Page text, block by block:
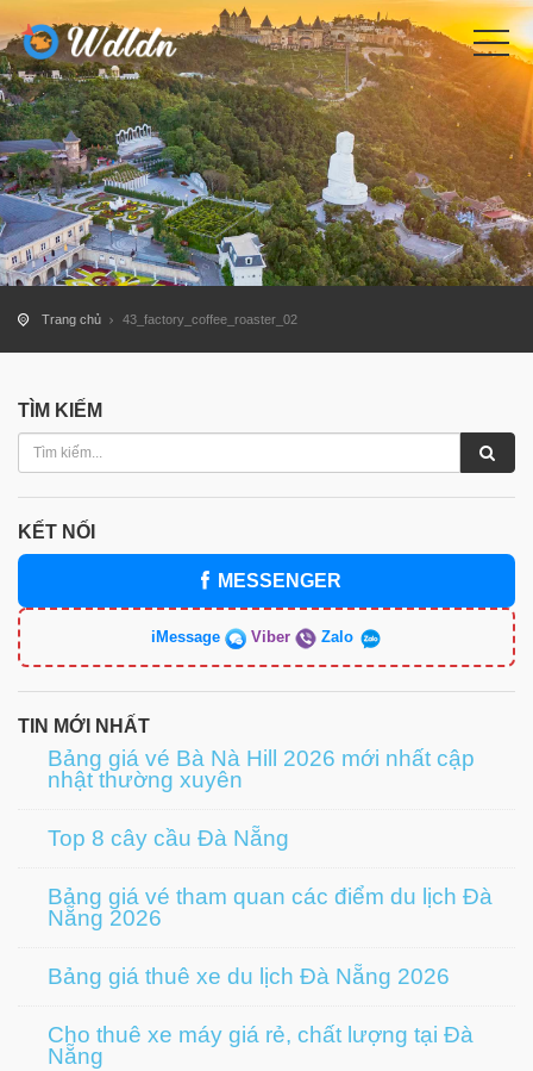
Trang chủ 43_factory_coffee_roaster_02
TÌM KIẾM
KẾT NỐI
MESSENGER
iMessage Viber Zalo
TIN MỚI NHẤT
Bảng giá vé Bà Nà Hill 2026 mới nhất cập
nhật thường xuyên
Top 8 cây cầu Đà Nẵng
Bảng giá vé tham quan các điểm du lịch Đà
Nẵng 2026
Bảng giá thuê xe du lịch Đà Nẵng 2026
Cho thuê xe máy giá rẻ, chất lượng tại Đà
Nẵng